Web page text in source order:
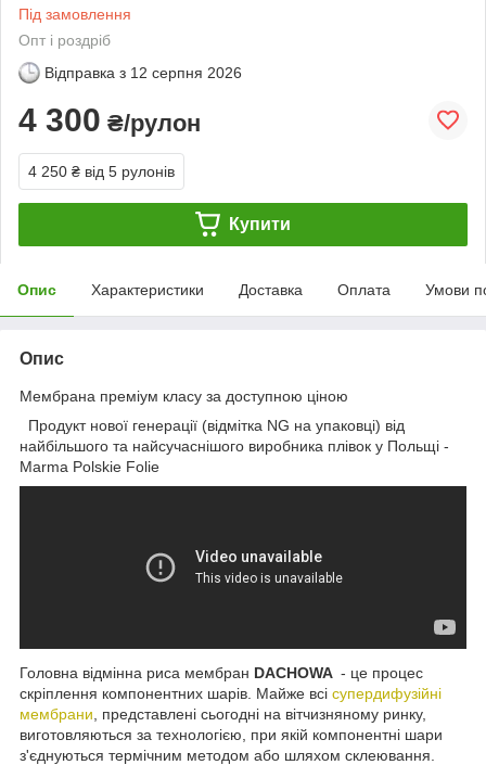
Під замовлення
Опт і роздріб
Відправка з 12 серпня 2026
4 300 ₴/рулон
4 250 ₴ від 5 рулонів
Купити
Опис Характеристики Доставка Оплата Умови
Опис
Мембрана преміум класу за доступною ціною
Продукт нової генерації (відмітка NG на упаковці) від
найбільшого та найсучаснішого виробника плівок у Польщі -
Marma Polskie Folie
Головна відмінна риса мембран DACHOWA - це процес
скріплення компонентних шарів. Майже всі супердифузійні
мембрани , представлені сьогодні на вітчизняному ринку,
виготовляються за технологією, при якій компонентні шари
з'єднуються термічним методом або шляхом склеювання.